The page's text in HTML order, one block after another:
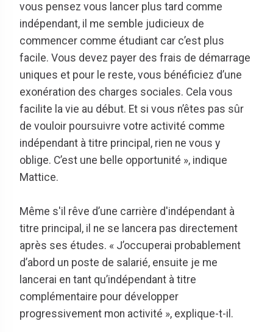
vous pensez vous lancer plus tard comme
indépendant, il me semble judicieux de
commencer comme étudiant car c’est plus
facile. Vous devez payer des frais de démarrage
uniques et pour le reste, vous bénéficiez d’une
exonération des charges sociales. Cela vous
facilite la vie au début. Et si vous n’êtes pas sûr
de vouloir poursuivre votre activité comme
indépendant à titre principal, rien ne vous y
oblige. C’est une belle opportunité », indique
Mattice.
Même s'il rêve d’une carrière d'indépendant à
titre principal, il ne se lancera pas directement
après ses études. « J’occuperai probablement
d’abord un poste de salarié, ensuite je me
lancerai en tant qu’indépendant à titre
complémentaire pour développer
progressivement mon activité », explique-t-il.